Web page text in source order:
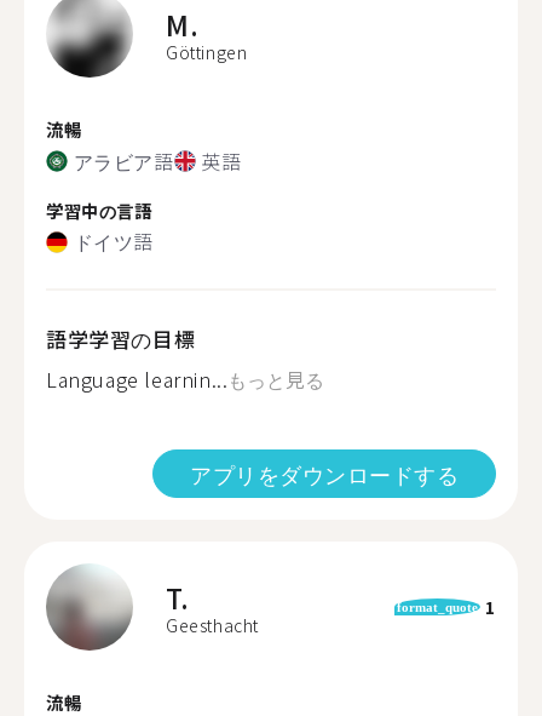
M.
Göttingen
流暢
アラビア語 英語
学習中の言語
ドイツ語
語学学習の目標
Language learnin...もっと見る
アプリをダウンロードする
T.
Geesthacht
format_quote 1
流暢